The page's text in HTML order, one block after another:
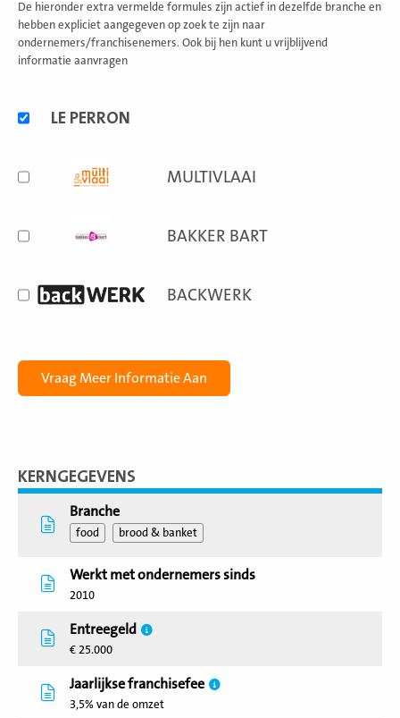
De hieronder extra vermelde formules zijn actief in dezelfde branche en
hebben expliciet aangegeven op zoek te zijn naar
ondernemers/franchisenemers. Ook bij hen kunt u vrijblijvend
informatie aanvragen
formulesLE PERRON
MULTIVLAAI
BAKKER BART
BACKWERK
KERNGEGEVENS
Branche
food brood & banket
Werkt met ondernemers sinds
2010
Entreegeld
€ 25.000
Jaarlijkse franchisefee
3,5% van de omzet